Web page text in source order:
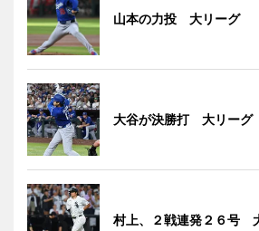
山本の力投 大リーグ
大谷が決勝打 大リーグ
村上、２戦連発２６号